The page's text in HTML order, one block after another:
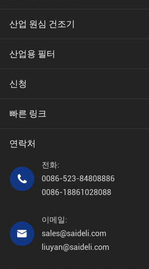
산업 원심 건조기
산업용 필터
신청
빠른 링크
연락처

전화:
0086-523-84808886
0086-18861028088

이메일:
sales@saideli.com
liuyan@saideli.com